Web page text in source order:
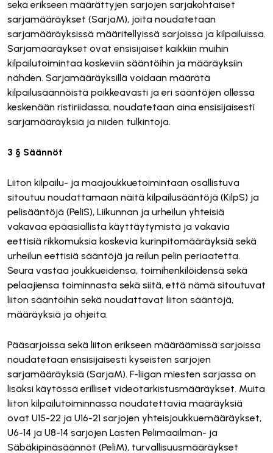
sekä erikseen määrättyjen sarjojen sarjakohtaiset
sarjamääräykset (SarjaM), joita noudatetaan
sarjamääräyksissä määritellyissä sarjoissa ja kilpailuissa.
Sarjamääräykset ovat ensisijaiset kaikkiin muihin
kilpailutoimintaa koskeviin sääntöihin ja määräyksiin
nähden. Sarjamääräyksillä voidaan määrätä
kilpailusäännöistä poikkeavasti ja eri sääntöjen ollessa
keskenään ristiriidassa, noudatetaan aina ensisijaisesti
sarjamääräyksiä ja niiden tulkintoja.
3 § Säännöt
Liiton kilpailu- ja maajoukkuetoimintaan osallistuva
sitoutuu noudattamaan näitä kilpailusääntöjä (KilpS) ja
pelisääntöjä (PeliS), Liikunnan ja urheilun yhteisiä
vakavaa epäasiallista käyttäytymistä ja vakavia
eettisiä rikkomuksia koskevia kurinpitomääräyksiä sekä
urheilun eettisiä sääntöjä ja reilun pelin periaatetta.
Seura vastaa joukkueidensa, toimihenkilöidensä sekä
pelaajiensa toiminnasta sekä siitä, että nämä sitoutuvat
liiton sääntöihin sekä noudattavat liiton sääntöjä,
määräyksiä ja ohjeita.
Pääsarjoissa sekä liiton erikseen määräämissä sarjoissa
noudatetaan ensisijaisesti kyseisten sarjojen
sarjamääräyksiä (SarjaM). F-liigan miesten sarjassa on
lisäksi käytössä erilliset videotarkistusmääräykset. Muita
liiton kilpailutoiminnassa noudatettavia määräyksiä
ovat U15-22 ja U16-21 sarjojen yhteisjoukkuemääräykset,
U6-14 ja U8-14 sarjojen Lasten Pelimaailman- ja
Säbäkipinäsäännöt (PeliM), turvallisuusmääräykset